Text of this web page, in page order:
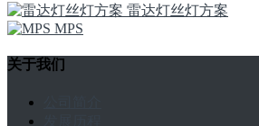
雷达灯丝灯方案
MPS
关于我们